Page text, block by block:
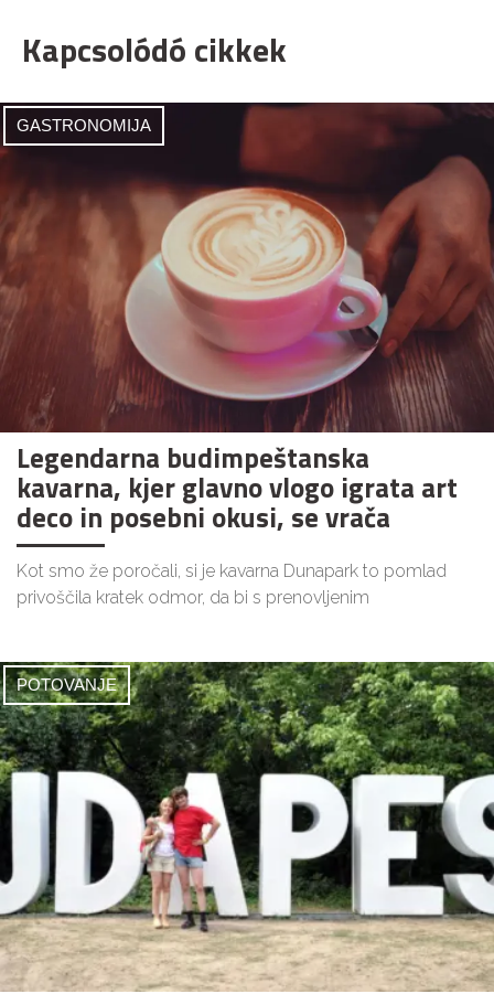
Kapcsolódó cikkek
GASTRONOMIJA
Legendarna budimpeštanska
kavarna, kjer glavno vlogo igrata art
deco in posebni okusi, se vrača
Kot smo že poročali, si je kavarna Dunapark to pomlad
privoščila kratek odmor, da bi s prenovljenim
POTOVANJE